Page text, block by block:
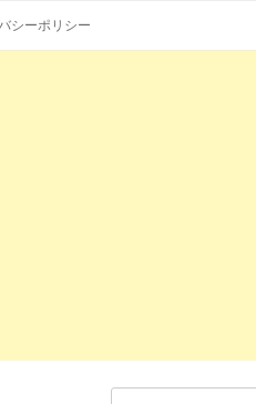
シーポリシー